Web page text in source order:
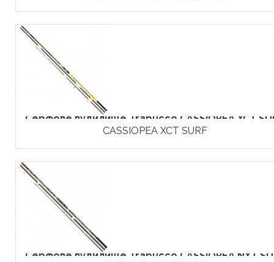
Серфове вудилище Trabucco CASSIOPEA XCT
CASSIOPEA XCT SURF
Серфове вудилище Trabucco CASSIOPEA NXT